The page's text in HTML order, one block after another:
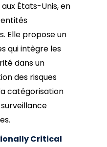
États-Unis, en
Elle propose un
qui intègre les
dans un
des risques
catégorisation
Critical